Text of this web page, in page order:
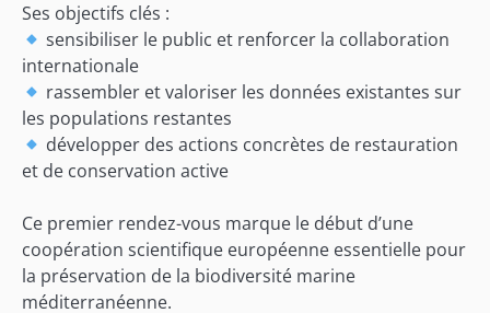
Ses objectifs clés :
sensibiliser le public et renforcer la collaboration
internationale
rassembler et valoriser les données existantes sur
les populations restantes
développer des actions concrètes de restauration
et de conservation active
Ce premier rendez-vous marque le début d’une
coopération scientifique européenne essentielle pour
la préservation de la biodiversité marine
méditerranéenne.